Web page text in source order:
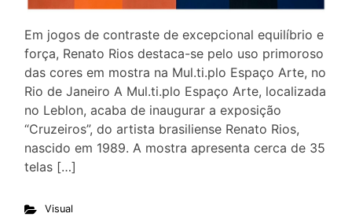
Em jogos de contraste de excepcional equilíbrio e
força, Renato Rios destaca-se pelo uso primoroso
das cores em mostra na Mul.ti.plo Espaço Arte, no
Rio de Janeiro A Mul.ti.plo Espaço Arte, localizada
no Leblon, acaba de inaugurar a exposição
“Cruzeiros”, do artista brasiliense Renato Rios,
nascido em 1989. A mostra apresenta cerca de 35
telas […]
Visual